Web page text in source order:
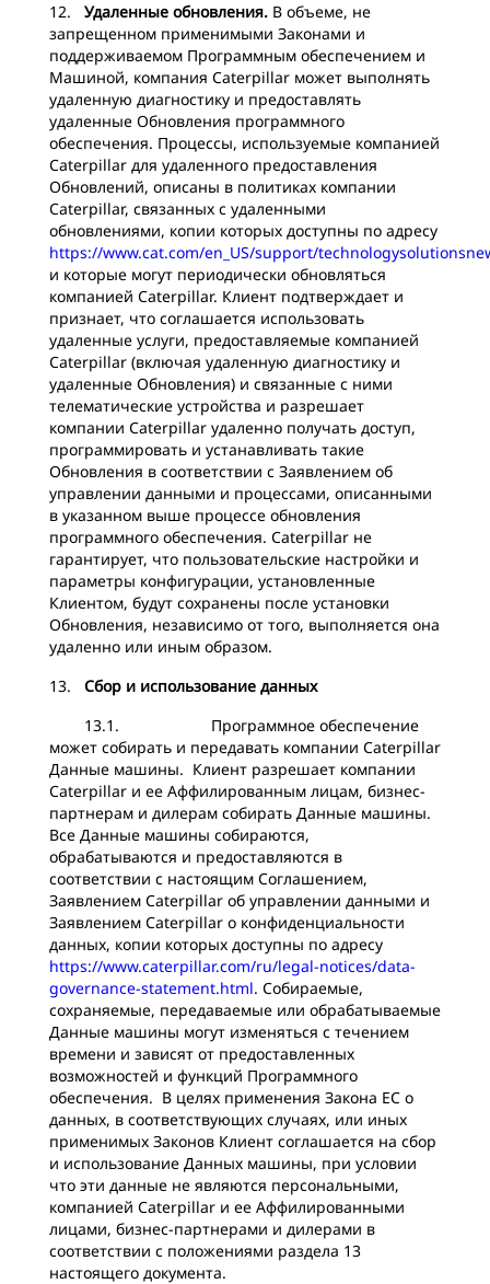
12. Удаленные обновления. В объеме, не
запрещенном применимыми Законами и
поддерживаемом Программным обеспечением и
Машиной, компания Caterpillar может выполнять
удаленную диагностику и предоставлять
удаленные Обновления программного
обеспечения. Процессы, используемые компанией
Caterpillar для удаленного предоставления
Обновлений, описаны в политиках компании
Caterpillar, связанных с удаленными
обновлениями, копии которых доступны по адресу
https://www.cat.com/en_US/support/
и которые могут периодически обновляться
компанией Caterpillar. Клиент подтверждает и
признает, что соглашается использовать
удаленные услуги, предоставляемые компанией
Caterpillar (включая удаленную диагностику и
удаленные Обновления) и связанные с ними
телематические устройства и разрешает
компании Caterpillar удаленно получать доступ,
программировать и устанавливать такие
Обновления в соответствии с Заявлением об
управлении данными и процессами, описанными
в указанном выше процессе обновления
программного обеспечения. Caterpillar не
гарантирует, что пользовательские настройки и
параметры конфигурации, установленные
Клиентом, будут сохранены после установки
Обновления, независимо от того, выполняется она
удаленно или иным образом.
13. Сбор и использование данных
13.1. Программное обеспечение
может собирать и передавать компании Caterpillar
Данные машины. Клиент разрешает компании
Caterpillar и ее Аффилированным лицам, бизнес-
партнерам и дилерам собирать Данные машины.
Все Данные машины собираются,
обрабатываются и предоставляются в
соответствии с настоящим Соглашением,
Заявлением Caterpillar об управлении данными и
Заявлением Caterpillar о конфиденциальности
данных, копии которых доступны по адресу
https://www.caterpillar.com/ru/legal-notices/data-
governance-statement.html. Собираемые,
сохраняемые, передаваемые или обрабатываемые
Данные машины могут изменяться с течением
времени и зависят от предоставленных
возможностей и функций Программного
обеспечения. В целях применения Закона ЕС о
данных, в соответствующих случаях, или иных
применимых Законов Клиент соглашается на сбор
и использование Данных машины, при условии
что эти данные не являются персональными,
компанией Caterpillar и ее Аффилированными
лицами, бизнес-партнерами и дилерами в
соответствии с положениями раздела 13
настоящего документа.